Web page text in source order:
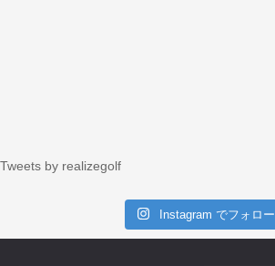
Tweets by realizegolf
Instagram でフォロー